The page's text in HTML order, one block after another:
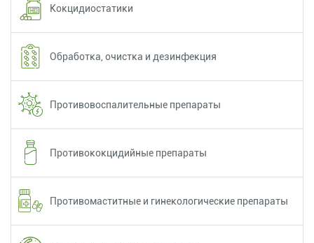
Кокцидиостатики
Обработка, очистка и дезинфекция
Противовоспалительные препараты
Противококцидийные препараты
Противомаститные и гинекологические препараты